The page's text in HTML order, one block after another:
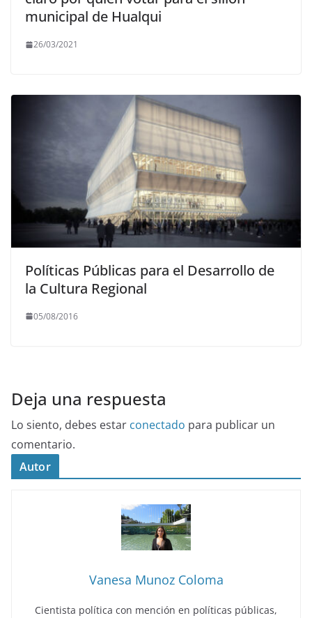
municipal de Hualqui
26/03/2021
Políticas Públicas para el Desarrollo de
la Cultura Regional
05/08/2016
Deja una respuesta
Lo siento, debes estar conectado para publicar un
comentario.
Autor
Vanesa Munoz Coloma
Cientista política con mención en políticas públicas,